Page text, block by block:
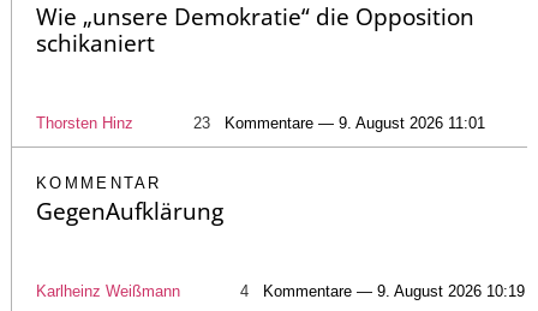
Wie „unsere Demokratie“ die Opposition
schikaniert
Thorsten Hinz 23 Kommentare — 9. August 2026 11:01
KOMMENTAR
GegenAufklärung
Karlheinz Weißmann 4 Kommentare — 9. August 2026 10:19